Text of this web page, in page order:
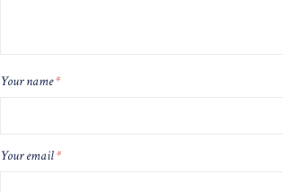
Your name*
Your email*